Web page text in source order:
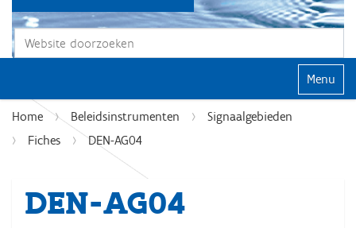
Zoek
Klap
Home Beleidsinstrumenten
Signaalgebieden
Fiches
DEN-AG04
DEN-AG04